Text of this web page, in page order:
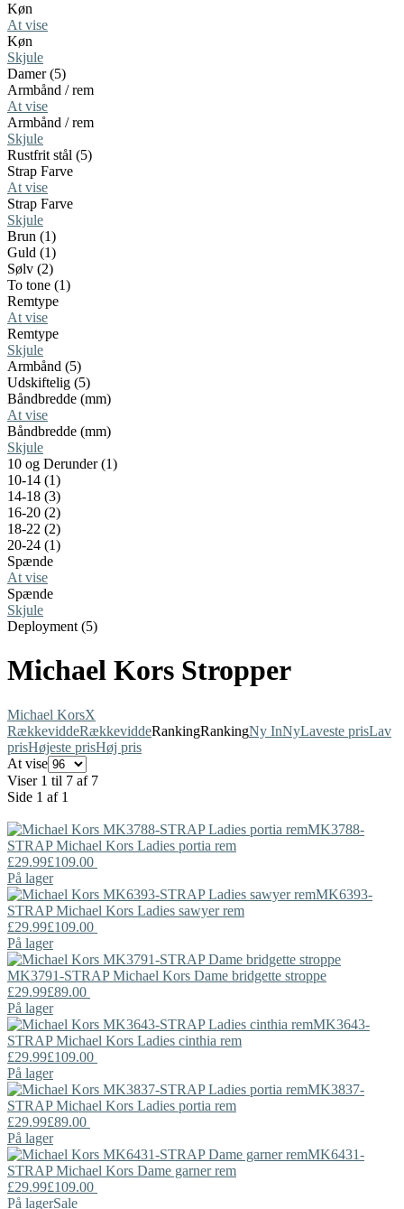
Køn
At vise
Køn
Skjule
Damer (5)
Armbånd / rem
At vise
Armbånd / rem
Skjule
Rustfrit stål (5)
Strap Farve
At vise
Strap Farve
Skjule
Brun (1)
Guld (1)
Sølv (2)
To tone (1)
Remtype
At vise
Remtype
Skjule
Armbånd (5)
Udskiftelig (5)
Båndbredde (mm)
At vise
Båndbredde (mm)
Skjule
10 og Derunder (1)
10-14 (1)
14-18 (3)
16-20 (2)
18-22 (2)
20-24 (1)
Spænde
At vise
Spænde
Skjule
Deployment (5)
Michael Kors Stropper
Michael KorsX
RækkeviddeRækkeviddeRankingRankingNy InNyLaveste prisLav
prisHøjeste prisHøj pris
At vise
Viser 1 til 7 af 7
Side 1 af 1
MK3788-
STRAPMichael Kors Ladies portia rem
£29.99£109.00
På lager
MK6393-
STRAPMichael Kors Ladies sawyer rem
£29.99£109.00
På lager
MK3791-STRAPMichael Kors Dame bridgette stroppe
£29.99£89.00
På lager
MK3643-
STRAPMichael Kors Ladies cinthia rem
£29.99£109.00
På lager
MK3837-
STRAPMichael Kors Ladies portia rem
£29.99£89.00
På lager
MK6431-
STRAPMichael Kors Dame garner rem
£29.99£109.00
På lagerSale